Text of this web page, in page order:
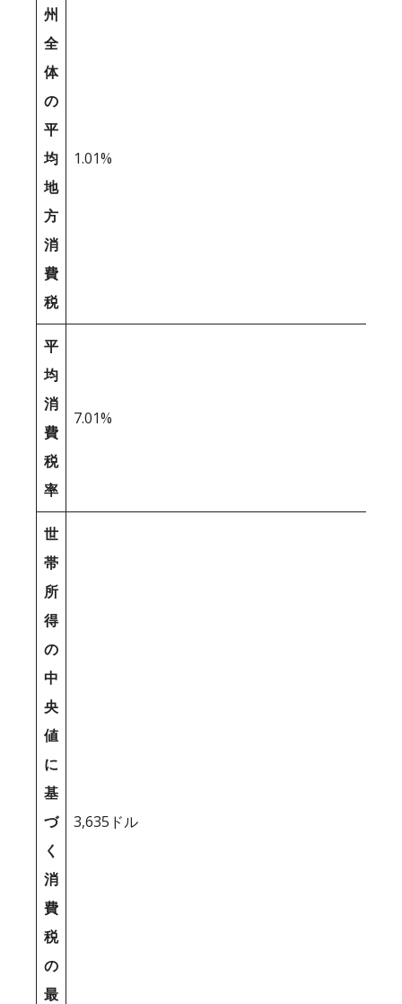
州
全
体
の
平
均
地
方
消
費
税
1.01%
平
均
消
費
税
率
7.01%
世
帯
所
得
の
中
央
値
に
基
づ
く
消
費
税
の
最
3,635ドル